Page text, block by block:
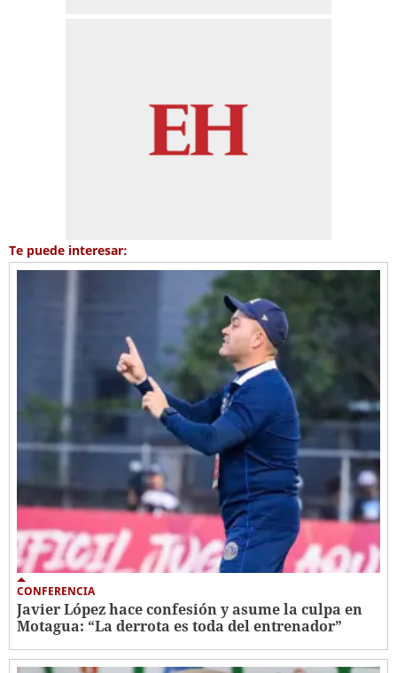
Te puede interesar:
CONFERENCIA
Javier López hace confesión y asume la culpa en
Motagua: “La derrota es toda del entrenador”